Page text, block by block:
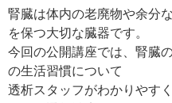
腎臓は体内の老廃物や余分
を保つ大切な臓器です。
今回の公開講座では、腎臓
の生活習慣について
透析スタッフがわかりやす